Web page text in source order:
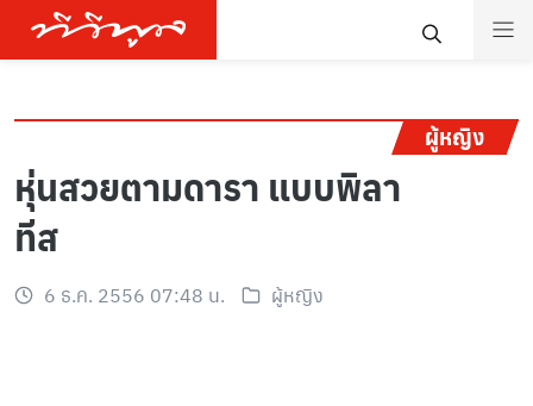
ผู้หญิง
หุ่นสวยตามดารา แบบพิลา
ทีส
6 ธ.ค. 2556 07:48 น. ผู้หญิง